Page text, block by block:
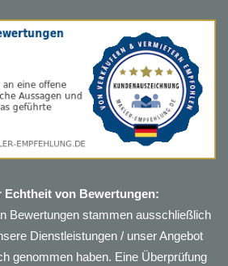
Echtheit von Bewertungen:
Bewertungen stammen ausschließlich
Dienstleistungen / unser Angebot
genommen haben. Eine Überprüfung